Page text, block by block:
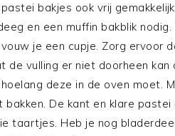
bakjes ook vrij
en een muffin bakblik
je een cupje. Zorg ervoor
de vulling er niet doorheen
deze in de oven moet.
bakken. De kant en klare
taartjes. Heb je nog